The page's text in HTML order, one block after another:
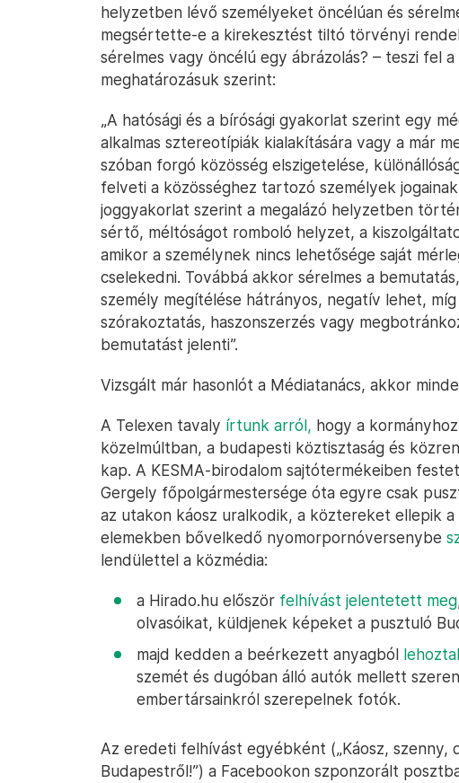
helyzetben lévő személyeket öncélúan és
megsértette-e a kirekesztést tiltó törvényi
sérelmes vagy öncélú egy ábrázolás? – teszi fel
meghatározásuk szerint:
„A hatósági és a bírósági gyakorlat szerint egy
alkalmas sztereotípiák kialakítására vagy a már
szóban forgó közösség elszigetelése,
felveti a közösséghez tartozó személyek
joggyakorlat szerint a megalázó helyzetben
sértő, méltóságot romboló helyzet, a
amikor a személynek nincs lehetősége saját
cselekedni. Továbbá akkor sérelmes a
személy megítélése hátrányos, negatív lehet,
szórakoztatás, haszonszerzés vagy
bemutatást jelenti”.
Vizsgált már hasonlót a Médiatanács, akkor
A Telexen tavaly írtunk arról, hogy a
közelmúltban, a budapesti köztisztaság és
kap. A KESMA-birodalom sajtótermékeiben
Gergely főpolgármestersége óta egyre csak
az utakon káosz uralkodik, a köztereket ellepik
elemekben bővelkedő nyomorpornóversenybe
lendülettel a közmédia:
a Hirado.hu először felhívást jelentetett meg
olvasóikat, küldjenek képeket a pusztuló
majd kedden a beérkezett anyagból
szemét és dugóban álló autók mellett
embertársainkról szerepelnek fotók.
Az eredeti felhívást egyébként („Káosz, szenny,
Budapestről!”) a Facebookon szponzorált